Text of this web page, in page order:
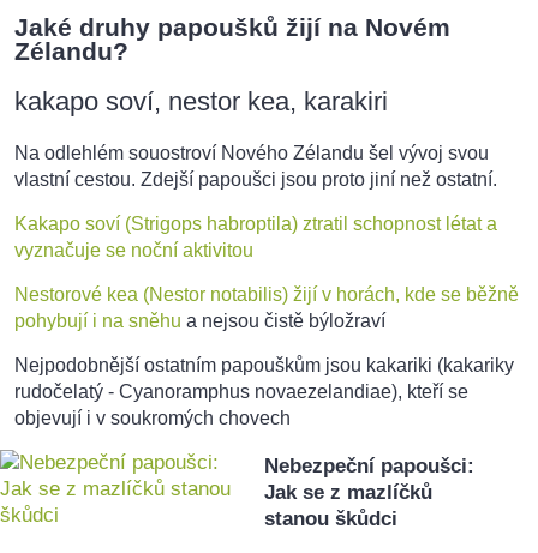
Jaké druhy papoušků žijí na Novém
Zélandu?
kakapo soví, nestor kea, karakiri
Na odlehlém souostroví Nového Zélandu šel vývoj svou
vlastní cestou. Zdejší papoušci jsou proto jiní než ostatní.
Kakapo soví (Strigops habroptila) ztratil schopnost létat a
vyznačuje se noční aktivitou
Nestorové kea (Nestor notabilis) žijí v horách, kde se běžně
pohybují i na sněhu a nejsou čistě býložraví
Nejpodobnější ostatním papouškům jsou kakariki (kakariky
rudočelatý - Cyanoramphus novaezelandiae), kteří se
objevují i v soukromých chovech
Nebezpeční papoušci:
Jak se z mazlíčků
stanou škůdci